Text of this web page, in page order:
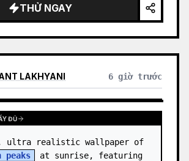
passing through the sea of
the bottom…
THỬ NGAY
LAKHYANI 6 giờ trước
ĐỦ
peaks